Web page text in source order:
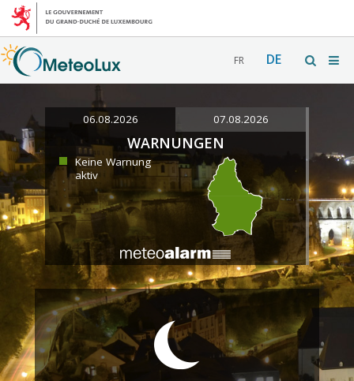
FR DE
06.08.2026 07.08.2026
WARNUNGEN
Keine Warnung
aktiv